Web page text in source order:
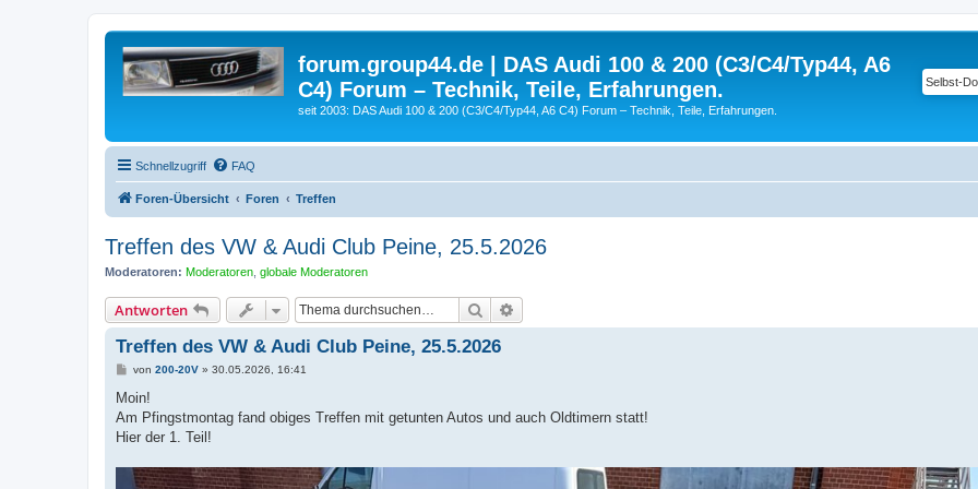
forum.group44.de | DAS Audi 100 & 200 (C3/C4/Typ44, A6
C4) Forum – Technik, Teile, Erfahrungen.
seit 2003: DAS Audi 100 & 200 (C3/C4/Typ44, A6 C4) Forum – Technik, Teile, Erfahrungen.
Schnellzugriff FAQ
Foren-Übersicht Foren Treffen
Treffen des VW & Audi Club Peine, 25.5.2026
Moderatoren: Moderatoren globale Moderatoren
Antworten Suche
Treffen des VW & Audi Club Peine, 25.5.2026
B
i
r
a
von 200-20V» 30.05.2026, 16:41
Moin!
Am Pfingstmontag fand obiges Treffen mit getunten Autos und auch Oldtimern statt!
Hier der 1. Teil!